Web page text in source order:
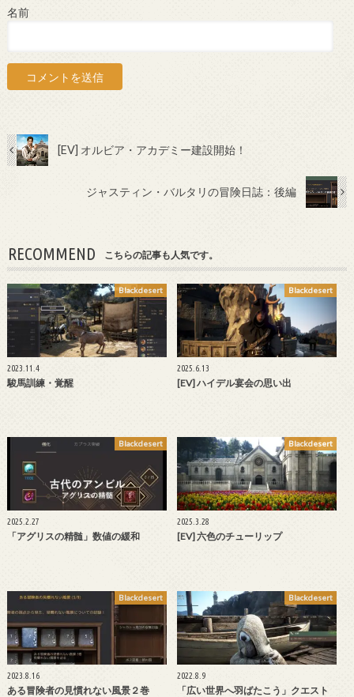
名前
[EV] オルビア・アカデミー建設開始！
ジャスティン・バルタリの冒険日誌：後編
RECOMMEND こちらの記事も人気です。
Blackdesert
2023.11.4
駿馬訓練・覚醒
Blackdesert
2025.6.13
[EV] ハイデル宴会の思い出
Blackdesert
2025.2.27
「アグリスの精髄」数値の緩和
Blackdesert
2025.3.28
[EV] 六色のチューリップ
Blackdesert
2023.8.16
ある冒険者の見慣れない風景２巻
Blackdesert
2022.8.9
「広い世界へ羽ばたこう」クエスト